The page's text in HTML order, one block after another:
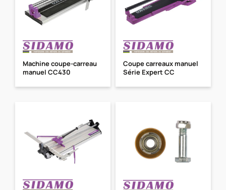
Machine coupe-carreau
manuel CC430
Coupe carreaux manuel
Série Expert CC